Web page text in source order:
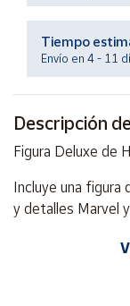
Vendedores
Mapa de
vendedores
vendedor
Área
Cuenta
Tiempo
Envío en 4 - 11
Descripción
Figura Deluxe de
Incluye una figura
y detalles Marvel
Edad